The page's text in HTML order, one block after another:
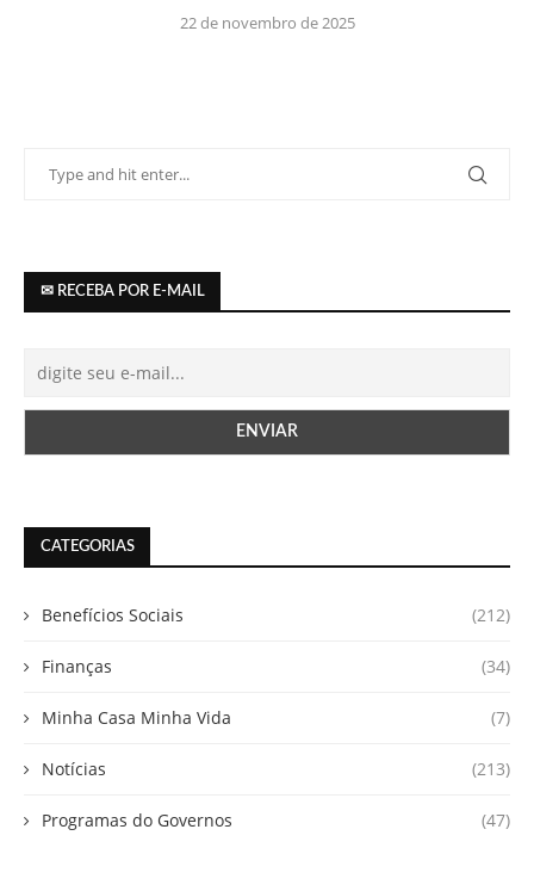
22 de novembro de 2025
✉ RECEBA POR E-MAIL
CATEGORIAS
Benefícios Sociais (212)
Finanças (34)
Minha Casa Minha Vida (7)
Notícias (213)
Programas do Governos (47)